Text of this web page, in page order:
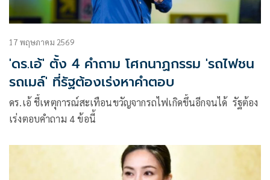
17 พฤษภาคม 2569
'ดร.เอ้' ตั้ง 4 คำถาม โศกนาฏกรรม 'รถไฟชน
รถเมล์' ที่รัฐต้องเร่งหาคำตอบ
ดร.เอ้ ชี้เหตุการณ์สะเทือนขวัญจากรถไฟเกิดขึ้นอีกจนได้ รัฐต้อง
เร่งตอบคำถาม 4 ข้อนี้